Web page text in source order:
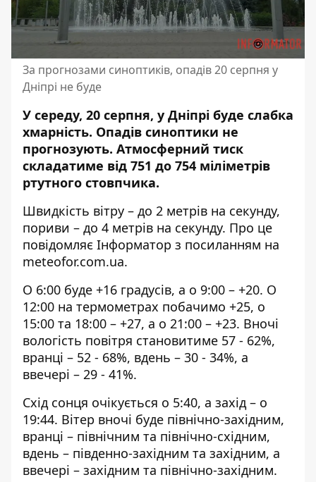
За прогнозами синоптиків, опадів 20 серпня у
Дніпрі не буде
У середу, 20 серпня, у Дніпрі буде слабка
хмарність. Опадів синоптики не
прогнозують. Атмосферний тиск
складатиме від 751 до 754 міліметрів
ртутного стовпчика.
Швидкість вітру – до 2 метрів на секунду,
пориви – до 4 метрів на секунду. Про це
повідомляє Інформатор з посиланням на
meteofor.com.ua.
О 6:00 буде +16 градусів, а о 9:00 – +20. О
12:00 на термометрах побачимо +25, о
15:00 та 18:00 – +27, а о 21:00 – +23. Вночі
вологість повітря становитиме 57 - 62%,
вранці – 52 - 68%, вдень – 30 - 34%, а
ввечері – 29 - 41%.
Схід сонця очікується о 5:40, а захід – о
19:44. Вітер вночі буде північно-західним,
вранці – північним та північно-східним,
вдень – південно-західним та західним, а
ввечері – західним та північно-західним.